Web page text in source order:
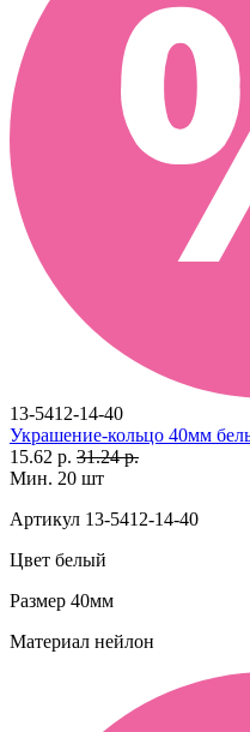
13-5412-14-40
Украшение-кольцо 40мм
15.62 р. 31.24 р.
Мин. 20 шт
Артикул 13-5412-14-40
Цвет белый
Размер 40мм
Материал нейлон